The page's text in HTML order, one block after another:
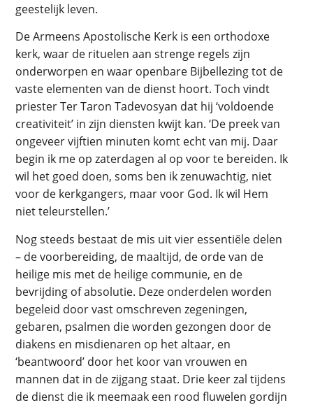
geestelijk leven.
De Armeens Apostolische Kerk is een orthodoxe
kerk, waar de rituelen aan strenge regels zijn
onderworpen en waar openbare Bijbellezing tot de
vaste elementen van de dienst hoort. Toch vindt
priester Ter Taron Tadevosyan dat hij ‘voldoende
creativiteit’ in zijn diensten kwijt kan. ‘De preek van
ongeveer vijftien minuten komt echt van mij. Daar
begin ik me op zaterdagen al op voor te bereiden. Ik
wil het goed doen, soms ben ik zenuwachtig, niet
voor de kerkgangers, maar voor God. Ik wil Hem
niet teleurstellen.’
Nog steeds bestaat de mis uit vier essentiële delen
– de voorbereiding, de maaltijd, de orde van de
heilige mis met de heilige communie, en de
bevrijding of absolutie. Deze onderdelen worden
begeleid door vast omschreven zegeningen,
gebaren, psalmen die worden gezongen door de
diakens en misdienaren op het altaar, en
‘beantwoord’ door het koor van vrouwen en
mannen dat in de zijgang staat. Drie keer zal tijdens
de dienst die ik meemaak een rood fluwelen gordijn